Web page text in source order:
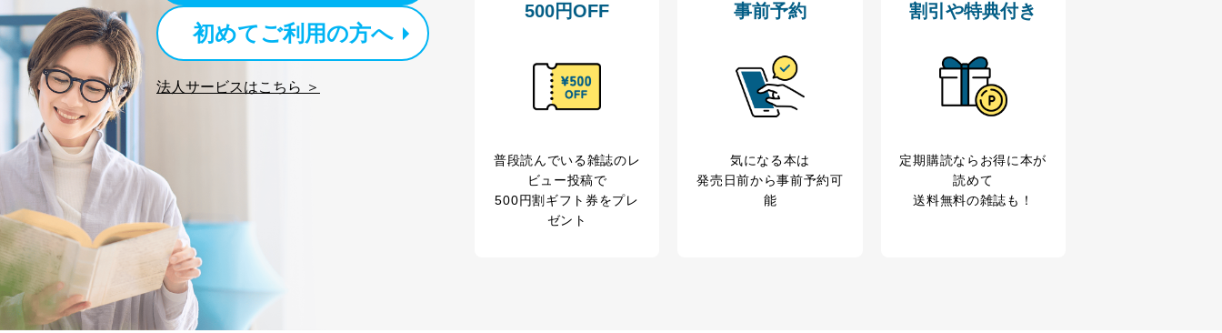
初めてご利用の方へ
法人サービスはこちら ＞
500円OFF
普段読んでいる雑誌のレ
ビュー投稿で
500円割ギフト券をプレ
ゼント
事前予約
気になる本は
発売日前から事前予約可
能
割引や特典付き
定期購読なら お得に本が
読めて
送料無料の雑誌も！